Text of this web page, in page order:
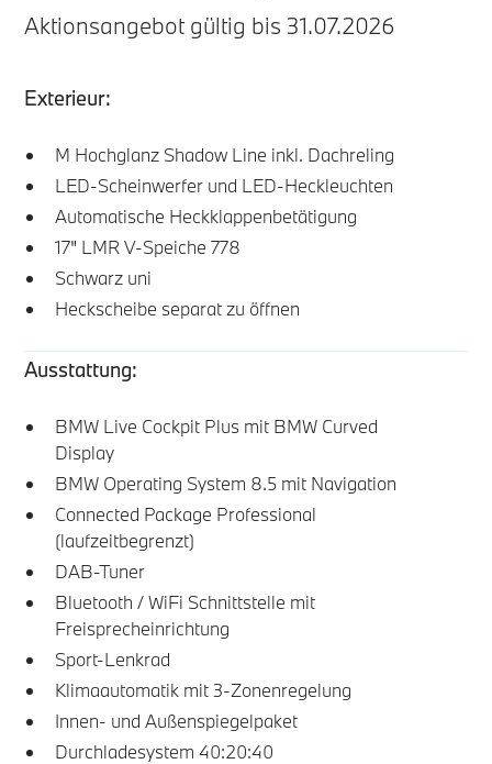
Aktionsangebot gültig bis 31.07.2026
Exterieur:
M Hochglanz Shadow Line inkl. Dachreling
LED-Scheinwerfer und LED-Heckleuchten
Automatische Heckklappenbetätigung
17" LMR V-Speiche 778
Schwarz uni
Heckscheibe separat zu öffnen
Ausstattung:
BMW Live Cockpit Plus mit BMW Curved
Display
BMW Operating System 8.5 mit Navigation
Connected Package Professional
(laufzeitbegrenzt)
DAB-Tuner
Bluetooth / WiFi Schnittstelle mit
Freisprecheinrichtung
Sport-Lenkrad
Klimaautomatik mit 3-Zonenregelung
Innen- und Außenspiegelpaket
Durchladesystem 40:20:40